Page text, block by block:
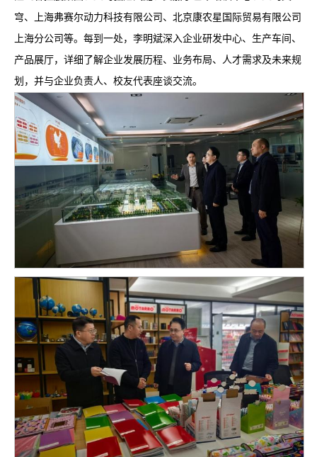
穹、上海弗赛尔动力科技有限公司、北京康农星国际贸易有限公司
上海分公司等。每到一处，李明斌深入企业研发中心、生产车间、
产品展厅，详细了解企业发展历程、业务布局、人才需求及未来规
划，并与企业负责人、校友代表座谈交流。